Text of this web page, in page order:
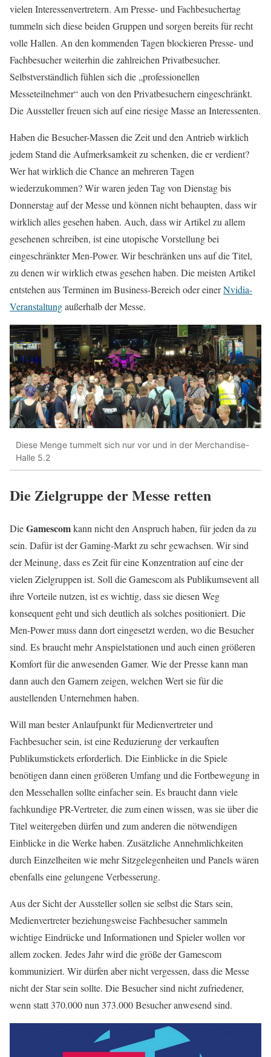
vielen Interessenvertretern. Am Presse- und Fachbesuchertag
tummeln sich diese beiden Gruppen und sorgen bereits für recht
volle Hallen. An den kommenden Tagen blockieren Presse- und
Fachbesucher weiterhin die zahlreichen Privatbesucher.
Selbstverständlich fühlen sich die „professionellen
Messeteilnehmer“ auch von den Privatbesuchern eingeschränkt.
Die Aussteller freuen sich auf eine riesige Masse an Interessenten.
Haben die Besucher-Massen die Zeit und den Antrieb wirklich
jedem Stand die Aufmerksamkeit zu schenken, die er verdient?
Wer hat wirklich die Chance an mehreren Tagen
wiederzukommen? Wir waren jeden Tag von Dienstag bis
Donnerstag auf der Messe und können nicht behaupten, dass wir
wirklich alles gesehen haben. Auch, dass wir Artikel zu allem
gesehenen schreiben, ist eine utopische Vorstellung bei
eingeschränkter Men-Power. Wir beschränken uns auf die Titel,
zu denen wir wirklich etwas gesehen haben. Die meisten Artikel
entstehen aus Terminen im Business-Bereich oder einerNvidia-
Veranstaltungaußerhalb der Messe.
Diese Menge tummelt sich nur vor und in der Merchandise-
Halle 5.2
Die Zielgruppe der Messe retten
DieGamescomkann nicht den Anspruch haben, für jeden da zu
sein. Dafür ist der Gaming-Markt zu sehr gewachsen. Wir sind
der Meinung, dass es Zeit für eine Konzentration auf eine der
vielen Zielgruppen ist. Soll die Gamescom als Publikumsevent all
ihre Vorteile nutzen, ist es wichtig, dass sie diesen Weg
konsequent geht und sich deutlich als solches positioniert. Die
Men-Power muss dann dort eingesetzt werden, wo die Besucher
sind. Es braucht mehr Anspielstationen und auch einen größeren
Komfort für die anwesenden Gamer. Wie der Presse kann man
dann auch den Gamern zeigen, welchen Wert sie für die
austellenden Unternehmen haben.
Will man bester Anlaufpunkt für Medienvertreter und
Fachbesucher sein, ist eine Reduzierung der verkauften
Publikumstickets erforderlich. Die Einblicke in die Spiele
benötigen dann einen größeren Umfang und die Fortbewegung in
den Messehallen sollte einfacher sein. Es braucht dann viele
fachkundige PR-Vertreter, die zum einen wissen, was sie über die
Titel weitergeben dürfen und zum anderen die nötwendigen
Einblicke in die Werke haben. Zusätzliche Annehmlichkeiten
durch Einzelheiten wie mehr Sitzgelegenheiten und Panels wären
ebenfalls eine gelungene Verbesserung.
Aus der Sicht der Aussteller sollen sie selbst die Stars sein,
Medienvertreter beziehungsweise Fachbesucher sammeln
wichtige Eindrücke und Informationen und Spieler wollen vor
allem zocken. Jedes Jahr wird die größe der Gamescom
kommuniziert. Wir dürfen aber nicht vergessen, dass die Messe
nicht der Star sein sollte. Die Besucher sind nicht zufriedener,
wenn statt 370.000 nun 373.000 Besucher anwesend sind.